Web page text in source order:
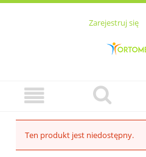
Zarejestruj się
Ten produkt jest niedostępny.